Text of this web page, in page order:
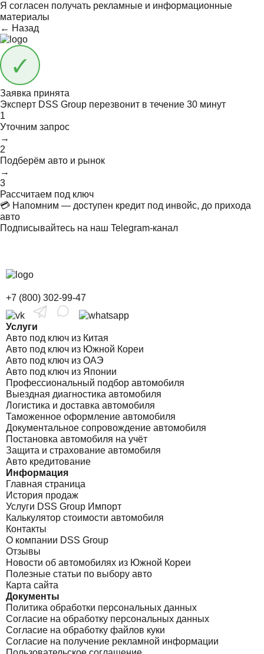
Я согласен получать рекламные и информационные
материалы
← Назад
Заявка принята
Эксперт DSS Group перезвонит в течение 30 минут
1
Уточним запрос
→
2
Подберём авто и рынок
→
3
Рассчитаем под ключ
💳 Напомним — доступен кредит под инвойс, до прихода
авто
Подписывайтесь на наш Telegram-канал
+7 (800) 302-99-47
Услуги
Авто под ключ из Китая
Авто под ключ из Южной Кореи
Авто под ключ из ОАЭ
Авто под ключ из Японии
Профессиональный подбор автомобиля
Выездная диагностика автомобиля
Логистика и доставка автомобиля
Таможенное оформление автомобиля
Документальное сопровождение автомобиля
Постановка автомобиля на учёт
Защита и страхование автомобиля
Авто кредитование
Информация
Главная страница
История продаж
Услуги DSS Group Импорт
Калькулятор стоимости автомобиля
Контакты
О компании DSS Group
Отзывы
Новости об автомобилях из Южной Кореи
Полезные статьи по выбору авто
Карта сайта
Документы
Политика обработки персональных данных
Согласие на обработку персональных данных
Согласие на обработку файлов куки
Согласие на получение рекламной информации